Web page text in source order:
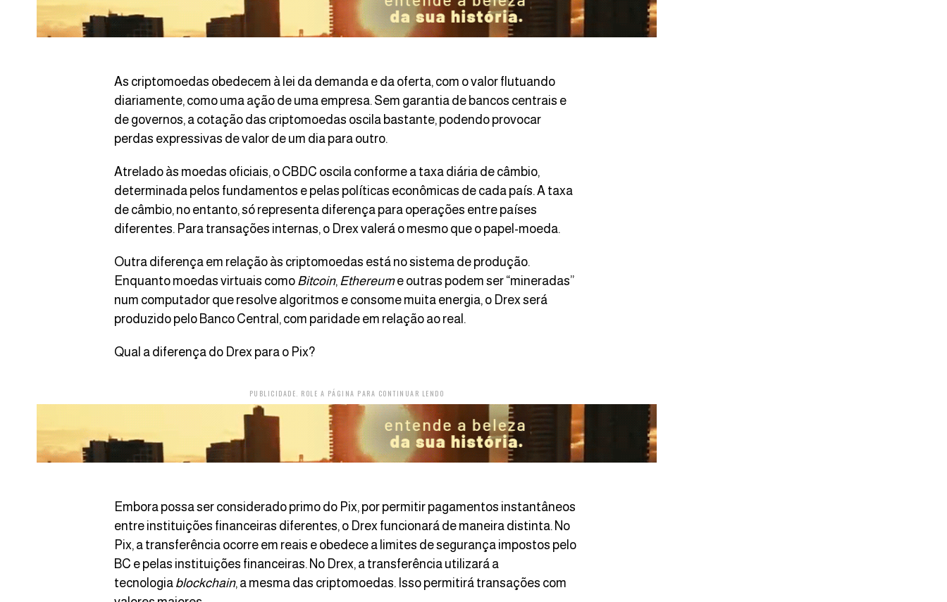
As criptomoedas obedecem à lei da demanda e da oferta, com o valor flutuando
diariamente, como uma ação de uma empresa. Sem garantia de bancos centrais e
de governos, a cotação das criptomoedas oscila bastante, podendo provocar
perdas expressivas de valor de um dia para outro.
Atrelado às moedas oficiais, o CBDC oscila conforme a taxa diária de câmbio,
determinada pelos fundamentos e pelas políticas econômicas de cada país. A taxa
de câmbio, no entanto, só representa diferença para operações entre países
diferentes. Para transações internas, o Drex valerá o mesmo que o papel-moeda.
Outra diferença em relação às criptomoedas está no sistema de produção.
Enquanto moedas virtuais como Bitcoin, Ethereume outras podem ser “mineradas”
num computador que resolve algoritmos e consome muita energia, o Drex será
produzido pelo Banco Central, com paridade em relação ao real.
Qual a diferença do Drex para o Pix?
PUBLICIDADE. ROLE A PÁGINA PARA CONTINUAR LENDO
Embora possa ser considerado primo do Pix, por permitir pagamentos instantâneos
entre instituições financeiras diferentes, o Drex funcionará de maneira distinta. No
Pix, a transferência ocorre em reais e obedece a limites de segurança impostos pelo
BC e pelas instituições financeiras. No Drex, a transferência utilizará a
tecnologia blockchain, a mesma das criptomoedas. Isso permitirá transações com